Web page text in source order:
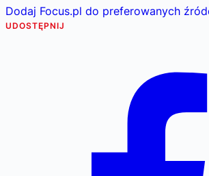
Dodaj Focus.pl do preferowanych
UDOSTĘPNIJ